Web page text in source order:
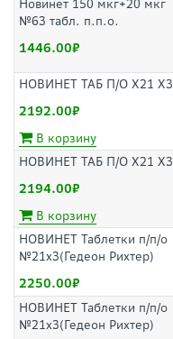
Новинет 150 мкг+20 мкг
№63 табл. п.п.о.
1446.00
НОВИНЕТ ТАБ П/О Х21 Х3
2192.00
В корзину
НОВИНЕТ ТАБ П/О Х21 Х3
2194.00
В корзину
НОВИНЕТ Таблетки п/п/о
№21х3(Гедеон Рихтер)
2250.00
НОВИНЕТ Таблетки п/п/о
№21х3(Гедеон Рихтер)